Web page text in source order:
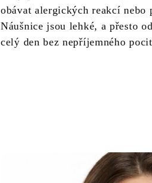
obávat alergických reakcí nebo
Náušnice jsou lehké, a přesto
celý den bez nepříjemného